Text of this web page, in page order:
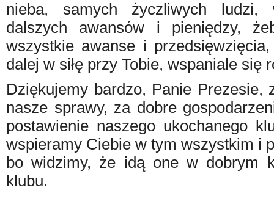
nieba, samych życzliwych ludzi,
dalszych awansów i pieniędzy,
wszystkie awanse i
dalej w siłę przy Tobie, wspaniale się
Dziękujemy bardzo, Panie Prezesie,
nasze sprawy, za dobre
postawienie naszego ukochanego
wspieramy Ciebie w tym wszystkim i
bo widzimy, że idą one w dobrym
klubu.